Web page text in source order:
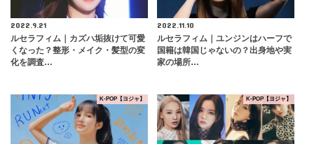
2022.9.21
ルセラフィム｜カズハ垢抜けて可愛
くなった？整形・メイク・髪型の変
化を調査…
2022.11.10
ルセラフィム｜ユンジンはハーフで
国籍は韓国じゃないの？出身地や実
家の場所…
K-POP【ヨジャ】 K-POP【ヨジャ】